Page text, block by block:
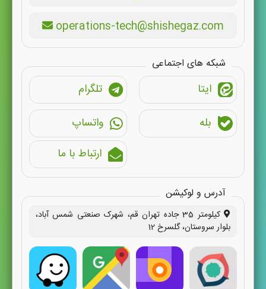
operations-tech@shishegaz.com
شبکه های اجتماعی
تلگرام
واتساپ
ارتباط با ما
ایتا
بله
آدرس و لوکیشن
کیلومتر 35 جاده تهران قم، شهرک صنعتی شمس آباد،
بلوار سروستان، گلسرخ 12